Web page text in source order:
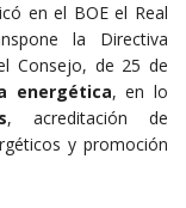
en el BOE el Real
la Directiva
Consejo, de 25 de
energética, en lo
, acreditación de
y promoción